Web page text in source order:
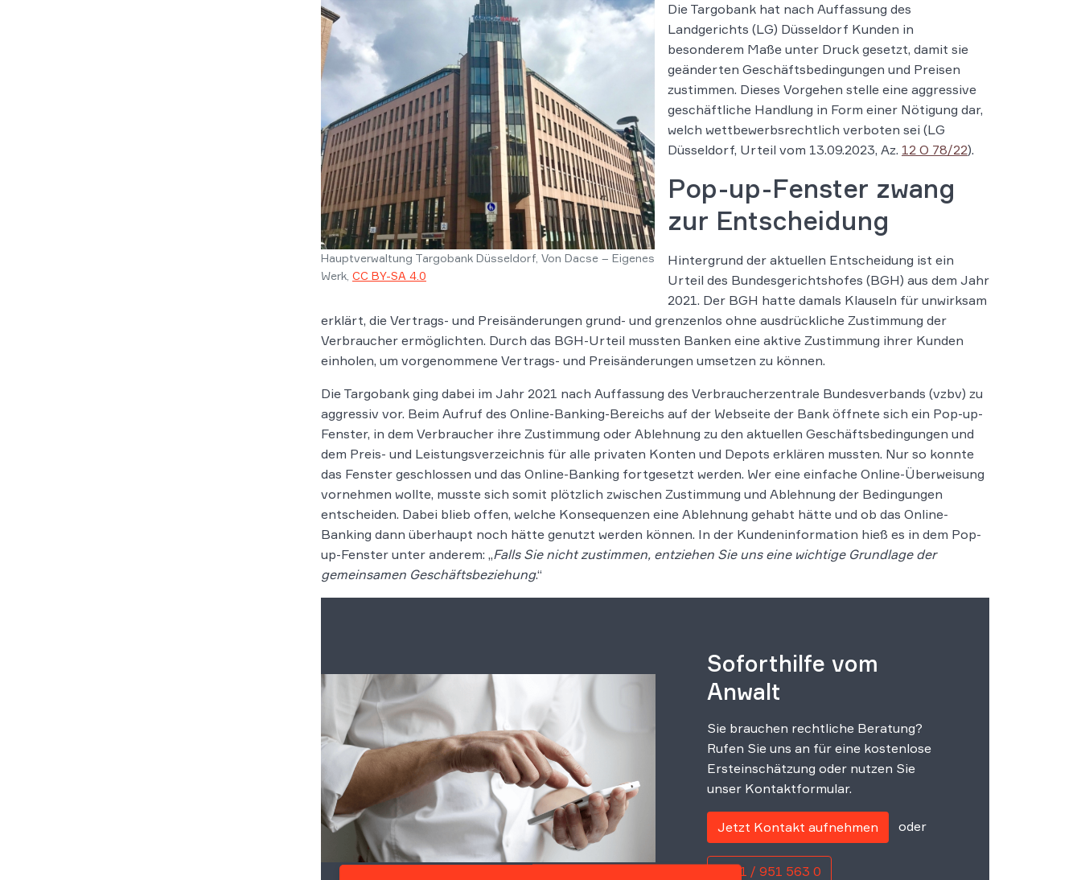
Hauptverwaltung Targobank Düsseldorf, Von Dacse – Eigenes
Werk, CC BY-SA 4.0
Die Targobank hat nach Auffassung des
Landgerichts (LG) Düsseldorf Kunden in
besonderem Maße unter Druck gesetzt, damit sie
geänderten Geschäftsbedingungen und Preisen
zustimmen. Dieses Vorgehen stelle eine aggressive
geschäftliche Handlung in Form einer Nötigung dar,
welch wettbewerbsrechtlich verboten sei (LG
Düsseldorf, Urteil vom 13.09.2023, Az. 12 O 78/22).
Pop-up-Fenster zwang
zur Entscheidung
Hintergrund der aktuellen Entscheidung ist ein
Urteil des Bundesgerichtshofes (BGH) aus dem Jahr
2021. Der BGH hatte damals Klauseln für unwirksam
erklärt, die Vertrags- und Preisänderungen grund- und grenzenlos ohne ausdrückliche Zustimmung der
Verbraucher ermöglichten. Durch das BGH-Urteil mussten Banken eine aktive Zustimmung ihrer Kunden
einholen, um vorgenommene Vertrags- und Preisänderungen umsetzen zu können.
Die Targobank ging dabei im Jahr 2021 nach Auffassung des Verbraucherzentrale Bundesverbands (vzbv) zu
aggressiv vor. Beim Aufruf des Online-Banking-Bereichs auf der Webseite der Bank öffnete sich ein Pop-up-
Fenster, in dem Verbraucher ihre Zustimmung oder Ablehnung zu den aktuellen Geschäftsbedingungen und
dem Preis- und Leistungsverzeichnis für alle privaten Konten und Depots erklären mussten. Nur so konnte
das Fenster geschlossen und das Online-Banking fortgesetzt werden. Wer eine einfache Online-Überweisung
vornehmen wollte, musste sich somit plötzlich zwischen Zustimmung und Ablehnung der Bedingungen
entscheiden. Dabei blieb offen, welche Konsequenzen eine Ablehnung gehabt hätte und ob das Online-
Banking dann überhaupt noch hätte genutzt werden können. In der Kundeninformation hieß es in dem Pop-
up-Fenster unter anderem: „Falls Sie nicht zustimmen, entziehen Sie uns eine wichtige Grundlage der
gemeinsamen Geschäftsbeziehung.“
Soforthilfe vom
Anwalt
Sie brauchen rechtliche Beratung?
Rufen Sie uns an für eine kostenlose
Ersteinschätzung oder nutzen Sie
unser Kontaktformular.
Jetzt Kontakt aufnehmen oder
0221 / 951 563 0